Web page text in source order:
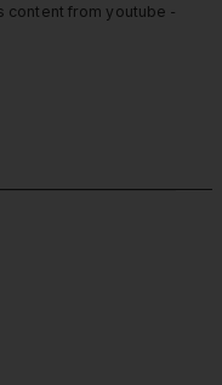
content from youtube -